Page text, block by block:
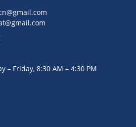
– Friday, 8:30 AM – 4:30 PM